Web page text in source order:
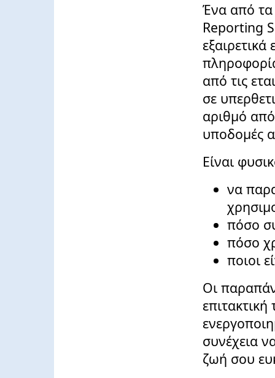
Ένα από τα
Reporting
από τις
σε
αριθμό
υποδομές
Είναι
να
πόσο
πόσο
ποιοι
Οι
συνέχεια
ζωή σου